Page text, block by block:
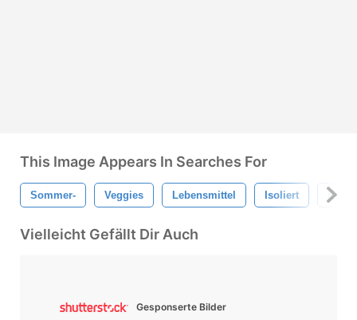
This Image Appears In Searches For
Sommer- Veggies Lebensmittel Isoliert Essen
Vielleicht Gefällt Dir Auch
Gesponserte Bilder